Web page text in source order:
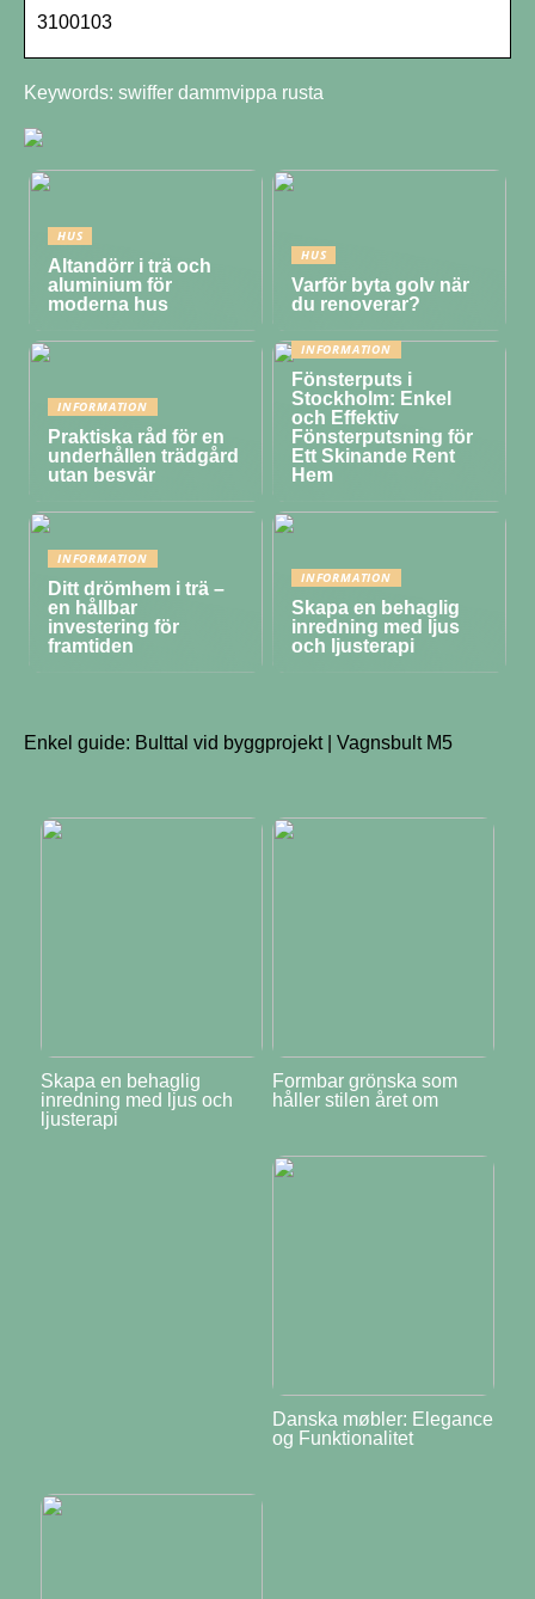
3100103
Keywords: swiffer dammvippa rusta
HUS
Altandörr i trä och
aluminium för
moderna hus
HUS
Varför byta golv när
du renoverar?
INFORMATION
Praktiska råd för en
underhållen trädgård
utan besvär
INFORMATION
Fönsterputs i
Stockholm: Enkel
och Effektiv
Fönsterputsning för
Ett Skinande Rent
Hem
INFORMATION
Ditt drömhem i trä –
en hållbar
investering för
framtiden
INFORMATION
Skapa en behaglig
inredning med ljus
och ljusterapi
Enkel guide: Bulttal vid byggprojekt | Vagnsbult M5
Skapa en behaglig
inredning med ljus och
ljusterapi
Formbar grönska som
håller stilen året om
Danska møbler: Elegance
og Funktionalitet